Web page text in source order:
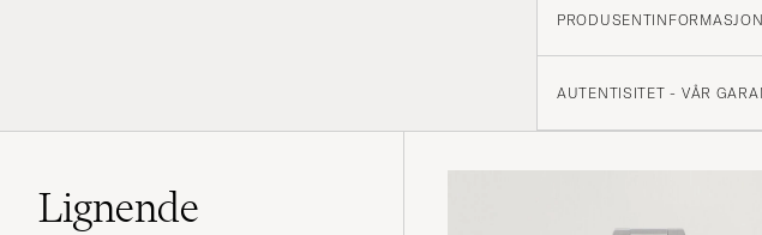
PRODUSENTINFORMASJON
AUTENTISITET - VÅR
Lignende